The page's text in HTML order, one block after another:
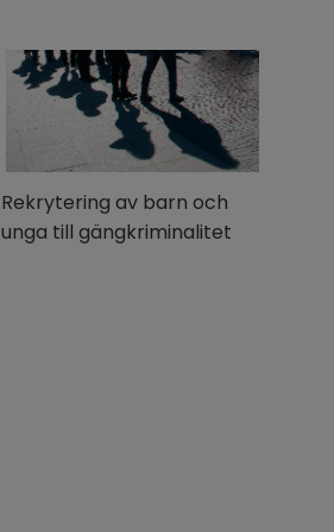
Rekrytering av barn och
unga till gängkriminalitet